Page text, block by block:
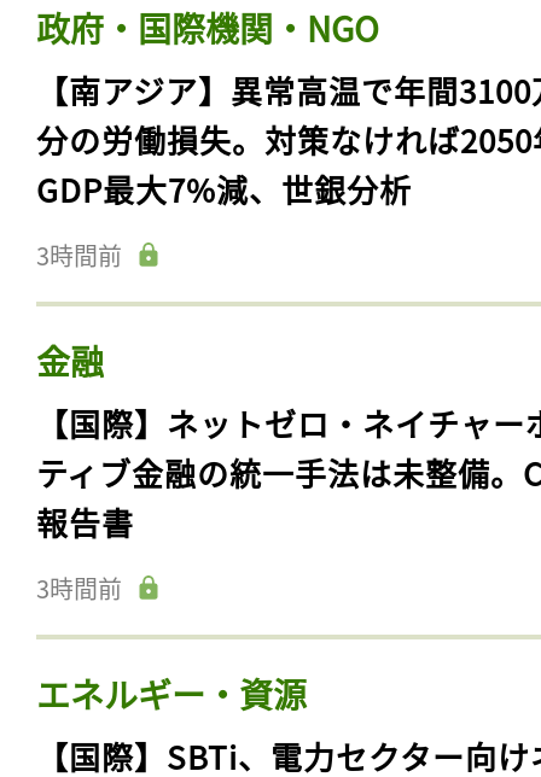
政府・国際機関・NGO
【南アジア】異常高温で年間
分の労働損失。対策なければ
GDP最大7%減、世銀分析
3時間前
金融
【国際】ネットゼロ・ネイチャー
ティブ金融の統一手法は未整備。
報告書
3時間前
エネルギー・資源
【国際】SBTi、電力セクター向